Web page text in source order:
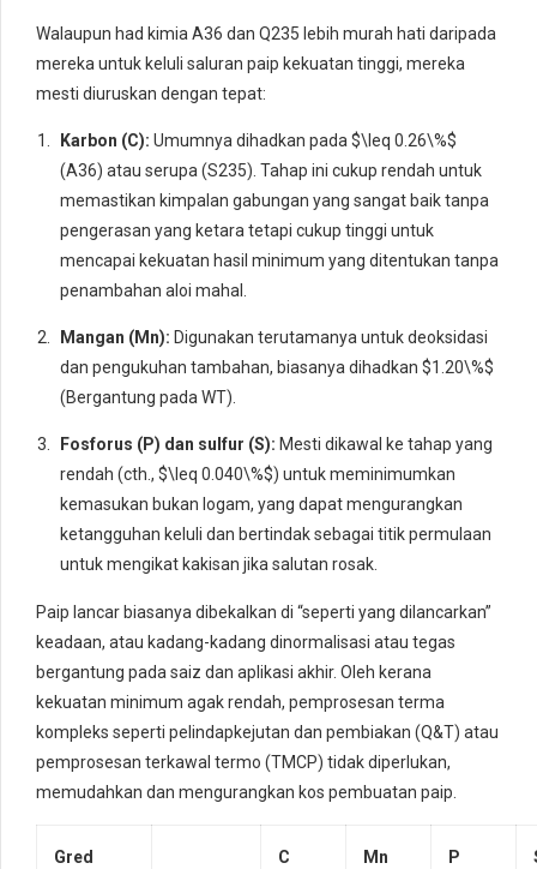
Walaupun had kimia A36 dan Q235 lebih murah hati daripada
mereka untuk keluli saluran paip kekuatan tinggi, mereka
mesti diuruskan dengan tepat:
Karbon (C): Umumnya dihadkan pada $\leq 0.26\%$
(A36) atau serupa (S235). Tahap ini cukup rendah untuk
memastikan kimpalan gabungan yang sangat baik tanpa
pengerasan yang ketara tetapi cukup tinggi untuk
mencapai kekuatan hasil minimum yang ditentukan tanpa
penambahan aloi mahal.
Mangan (Mn): Digunakan terutamanya untuk deoksidasi
dan pengukuhan tambahan, biasanya dihadkan $1.20\%$
(Bergantung pada WT).
Fosforus (P) dan sulfur (S): Mesti dikawal ke tahap yang
rendah (cth., $\leq 0.040\%$) untuk meminimumkan
kemasukan bukan logam, yang dapat mengurangkan
ketangguhan keluli dan bertindak sebagai titik permulaan
untuk mengikat kakisan jika salutan rosak.
Paip lancar biasanya dibekalkan di “seperti yang dilancarkan”
keadaan, atau kadang-kadang dinormalisasi atau tegas
bergantung pada saiz dan aplikasi akhir. Oleh kerana
kekuatan minimum agak rendah, pemprosesan terma
kompleks seperti pelindapkejutan dan pembiakan (Q&T) atau
pemprosesan terkawal termo (TMCP) tidak diperlukan,
memudahkan dan mengurangkan kos pembuatan paip.
Gred
C
Mn
P